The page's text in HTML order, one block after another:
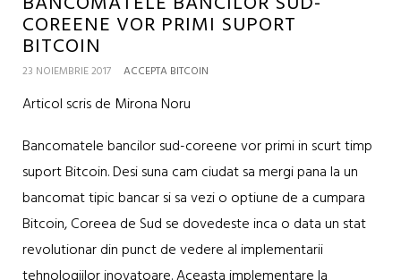
COREENE VOR PRIMI SUPORT
BITCOIN
23 NOIEMBRIE 2017 ACCEPTA BITCOIN
Articol scris de Mirona Noru
Bancomatele bancilor sud-coreene vor primi in scurt timp
suport Bitcoin. Desi suna cam ciudat sa mergi pana la un
bancomat tipic bancar si sa vezi o optiune de a cumpara
Bitcoin, Coreea de Sud se dovedeste inca o data un stat
revolutionar din punct de vedere al implementarii